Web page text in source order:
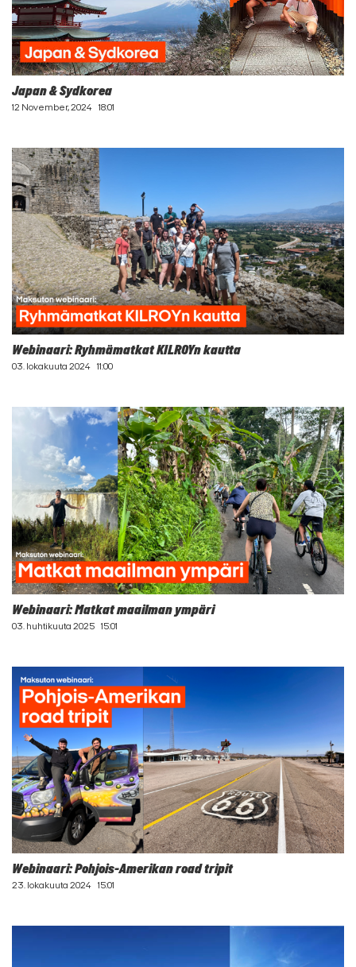
Japan & Sydkorea
12 November, 2024 18:01
Webinaari: Ryhmämatkat KILROYn kautta
03. lokakuuta 2024 11:00
Webinaari: Matkat maailman ympäri
03. huhtikuuta 2025 15:01
Webinaari: Pohjois-Amerikan road tripit
23. lokakuuta 2024 15:01